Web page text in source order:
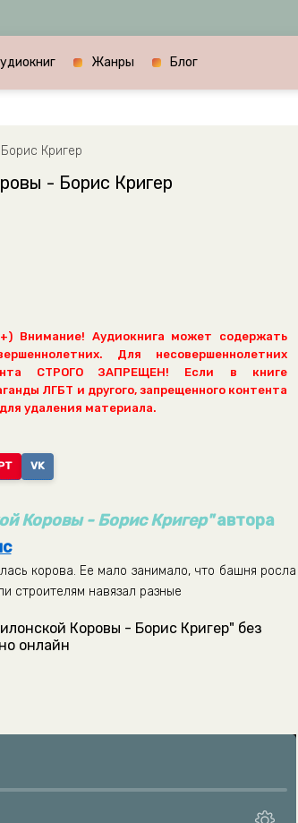
Жанры Блог
Кригер
- Борис Кригер
Внимание! Аудиокнига может содержать
Для несовершеннолетних
СТРОГО ЗАПРЕЩЕН! Если в книге
ЛГБТ и другого, запрещенного контента
удаления материала.
VK
Коровы - Борис Кригер"автора
корова. Ее мало занимало, что башня росла
строителям навязал разные
Коровы - Борис Кригер" без
онлайн